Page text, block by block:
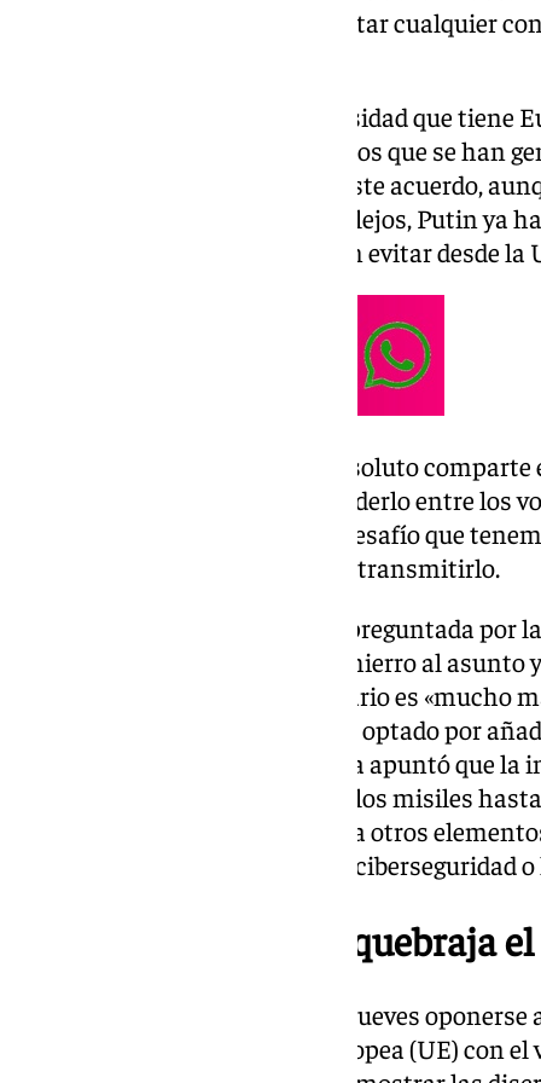
política aquellos que desean evitar cualquier
Lo que sí queda claro es la necesidad que tiene
ante los últimos acontecimientos que se han
los 27 países que han firmado este acuerdo,
genera controversia. Sin ir más lejos, Putin ya
una «amenaza», algo que desean evitar desde
Sánchez ya anuncio que «en absoluto
incompatible a la hora de defenderlo entre los
aproximación incompleta del desafío que
en el concepto y en su forma de transmitirlo.
Al término de la cumbre, al ser preguntada por
Von der Leyen intentó quitarle hierro al asunto
adoptado el Ejecutivo comunitario es «mucho
«rearme», razón por la que se ha optado por
2030’. La conservadora alemana apuntó que
la Defensa de Europa va «desde los misiles
artillería», pero también engloba otros
críticas, la movilidad militar, la ciberseguridad
El rearme militar resquebraja
ha rechazado este jueves
plan de rearme de la Unión Europea (UE) con el